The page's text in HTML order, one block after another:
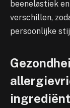
beenelastiek
verschillen,
persoonlijke